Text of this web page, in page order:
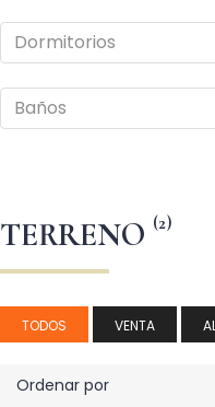
TERRENO (2)
TODOS VENTA
Ordenar por